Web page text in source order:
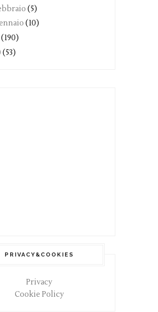
(5)
(10)
(190)
(53)
PRIVACY&COOKIES
Privacy
Cookie Policy